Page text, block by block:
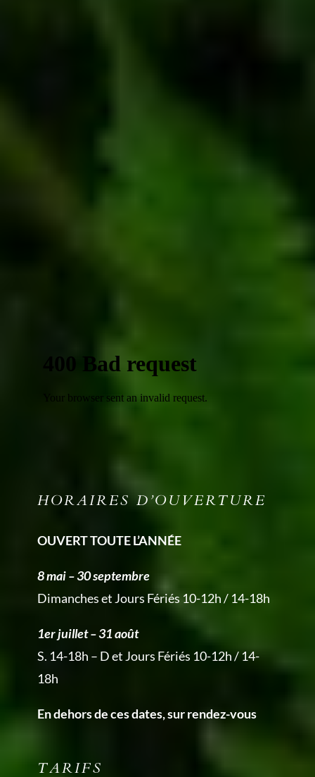
HORAIRES D’OUVERTURE
OUVERT TOUTE L’ANNÉE
8 mai – 30 septembre
Dimanches et Jours Fériés 10-12h / 14-18h
1er juillet – 31 août
S. 14-18h – D et Jours Fériés 10-12h / 14-
18h
En dehors de ces dates, sur rendez-vous
TARIFS